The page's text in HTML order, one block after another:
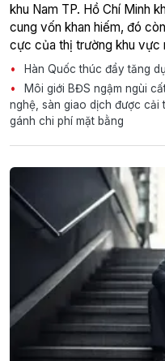
khu Nam TP. Hồ Chí Minh
cung vốn khan hiếm, đó
cực của thị trường khu vực
Hàn Quốc thúc đẩy tăng
Môi giới BĐS ngậm ngùi
nghệ, sàn giao dịch được cải
gánh chi phí mặt bằng